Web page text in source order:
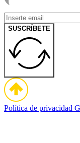
SUSCRÍBETE
Política de privacidad